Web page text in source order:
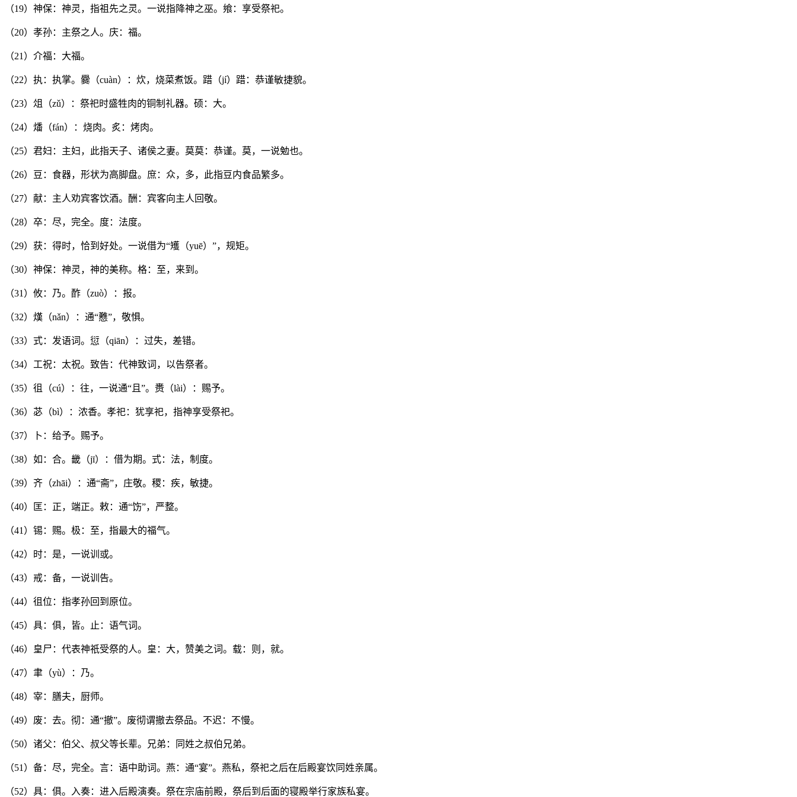
（19）神保：神灵，指祖先之灵。一说指降神之巫。飨：享受祭祀。
（20）孝孙：主祭之人。庆：福。
（21）介福：大福。
（22）执：执掌。爨（cuàn）：炊，烧菜煮饭。踖（jí）踖：恭谨敏捷貌。
（23）俎（zǔ）：祭祀时盛牲肉的铜制礼器。硕：大。
（24）燔（fán）：烧肉。炙：烤肉。
（25）君妇：主妇，此指天子、诸侯之妻。莫莫：恭谨。莫，一说勉也。
（26）豆：食器，形状为高脚盘。庶：众，多，此指豆内食品繁多。
（27）献：主人劝宾客饮酒。酬：宾客向主人回敬。
（28）卒：尽，完全。度：法度。
（29）获：得时，恰到好处。一说借为“矱（yuē）”，规矩。
（30）神保：神灵，神的美称。格：至，来到。
（31）攸：乃。酢（zuò）：报。
（32）熯（nǎn）：通“戁”，敬惧。
（33）式：发语词。愆（qiān）：过失，差错。
（34）工祝：太祝。致告：代神致词，以告祭者。
（35）徂（cú）：往，一说通“且”。赉（lài）：赐予。
（36）苾（bì）：浓香。孝祀：犹享祀，指神享受祭祀。
（37）卜：给予。赐予。
（38）如：合。畿（jī）：借为期。式：法，制度。
（39）齐（zhāi）：通“斋”，庄敬。稷：疾，敏捷。
（40）匡：正，端正。敕：通“饬”，严整。
（41）锡：赐。极：至，指最大的福气。
（42）时：是，一说训或。
（43）戒：备，一说训告。
（44）徂位：指孝孙回到原位。
（45）具：俱，皆。止：语气词。
（46）皇尸：代表神祇受祭的人。皇：大，赞美之词。载：则，就。
（47）聿（yù）：乃。
（48）宰：膳夫，厨师。
（49）废：去。彻：通“撤”。废彻谓撤去祭品。不迟：不慢。
（50）诸父：伯父、叔父等长辈。兄弟：同姓之叔伯兄弟。
（51）备：尽，完全。言：语中助词。燕：通“宴”。燕私，祭祀之后在后殿宴饮同姓亲属。
（52）具：俱。入奏：进入后殿演奏。祭在宗庙前殿，祭后到后面的寝殿举行家族私宴。